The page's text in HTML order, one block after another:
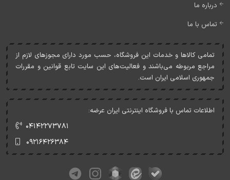
درباره ما
تماس با ما
تمامی کالاها و خدمات اين فروشگاه، حسب مورد دارای مجوزهای لازم از
مراجع مربوطه می‌باشند و فعاليت‌های اين سايت تابع قوانين و مقررات
جمهوری اسلامی ايران است.
اطلاعات تماس با فروشگاه اینترنتی ایران عرضه:
۰۴۱۴۲۲۷۳۷۸۱
۰۹۲۱۶۴۲۶۳۸۴